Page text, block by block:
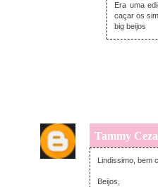
Era uma
caçar os
big beijos
Tammy
Lindissimo, bem
Beijos,